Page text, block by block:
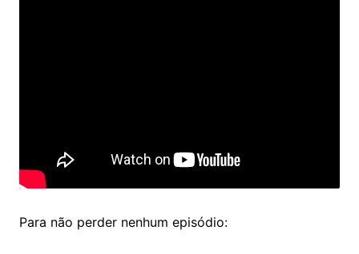
Para não perder nenhum episódio: